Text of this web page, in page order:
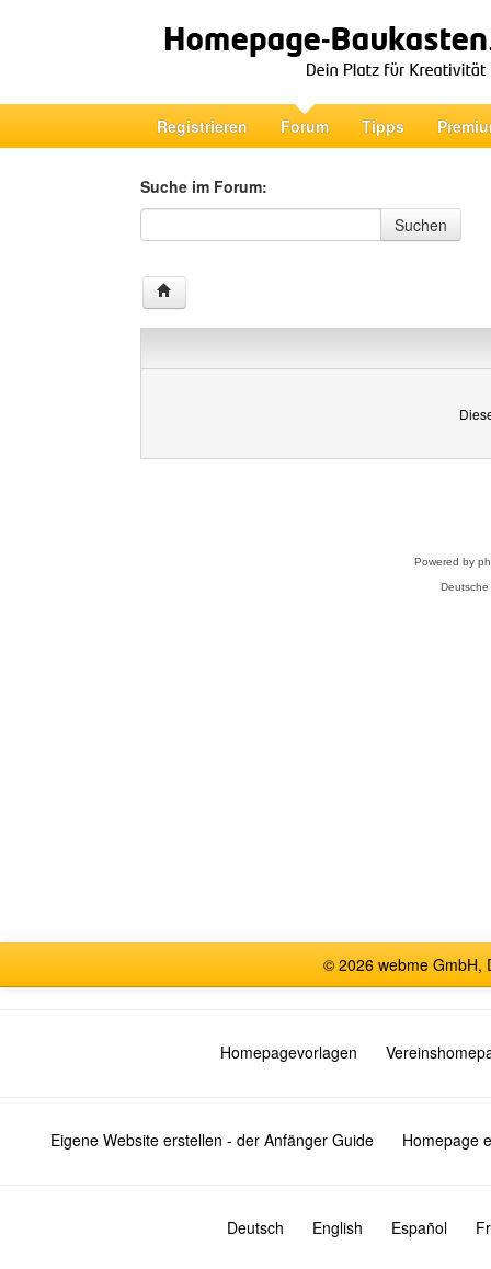
Registrieren Forum Tipps
Suche im Forum:
Suche im Forum
Suchen
Powered by
© 2026 webme GmbH,
Homepagevorlagen
Eigene Website erstellen - der Anfänger Guide Homepage
Deutsch English Español